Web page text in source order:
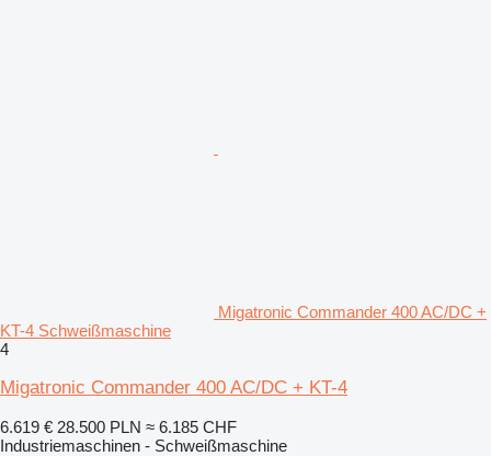
Migatronic Commander 400 AC/DC +
KT-4 Schweißmaschine
4
Migatronic Commander 400 AC/DC + KT-4
6.619 € 28.500 PLN ≈ 6.185 CHF
Industriemaschinen - Schweißmaschine